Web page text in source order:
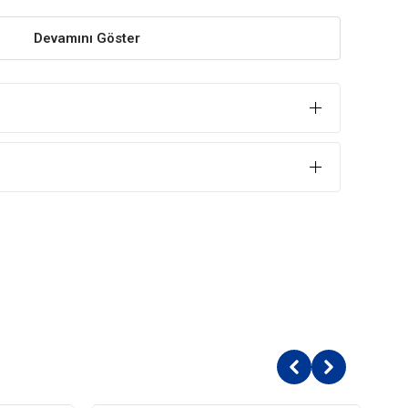
olacak şekilde formüle edilmiştir.
doygunluk hissi sağlar.
tercih ettiği ideal beslenme profiline uygun şekilde
Devamını Göster